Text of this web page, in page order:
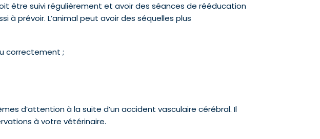
être suivi régulièrement et avoir des séances de rééducation
prévoir. L’animal peut avoir des séquelles plus
correctement ;
d’attention à la suite d’un accident vasculaire cérébral. Il
à votre vétérinaire.